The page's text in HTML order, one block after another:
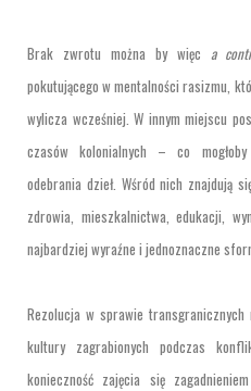
Brak zwrotu można by więc a
pokutującego w mentalności rasizmu,
wylicza wcześniej. W innym miejscu
czasów kolonialnych – co mogłoby
odebrania dzieł. Wśród nich znajdują
zdrowia, mieszkalnictwa, edukacji,
najbardziej wyraźne i jednoznaczne
Rezolucja w sprawie
kultury zagrabionych podczas
konieczność zajęcia się